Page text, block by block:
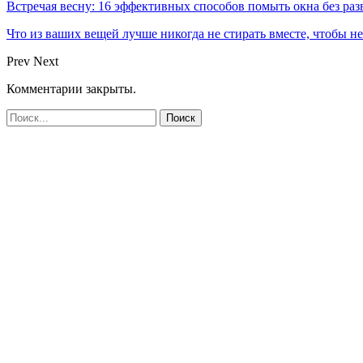
Встречая весну: 16 эффективных способов помыть окна без
Что из ваших вещей лучше никогда не стирать вместе, чтобы
Prev Next
Комментарии закрыты.